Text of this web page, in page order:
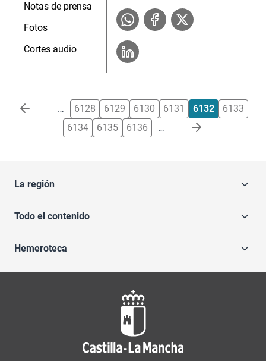
Notas de prensa
Fotos
Cortes audio
Paginación … 6128 6129 6130 6131 6132
6133
6134
6135 6136 …
La región
Todo el contenido
Hemeroteca